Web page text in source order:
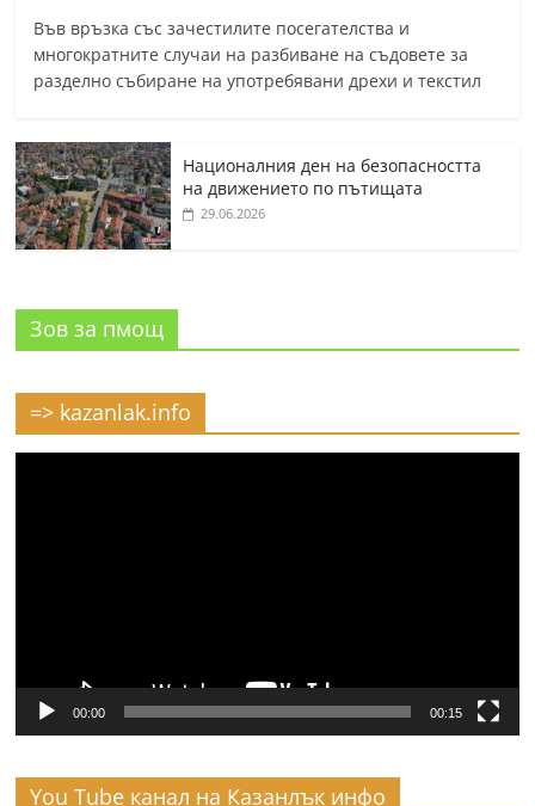
Във връзка със зачестилите посегателства и
многократните случаи на разбиване на съдовете за
разделно събиране на употребявани дрехи и текстил
Националния ден на безопасността
на движението по пътищата
29.06.2026
Зов за пмощ
=> kazanlak.info
00:00 00:15
You Tube канал на Казанлък инфо